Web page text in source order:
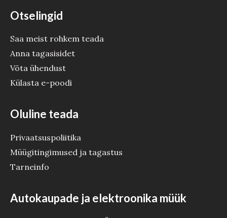
Otselingid
Saa meist rohkem teada
Anna tagasisidet
Võta ühendust
Külasta e-poodi
Oluline teada
Privaatsuspoliitika
Müügitingimused ja tagastus
Tarneinfo
Autokaupade ja elektroonika müük